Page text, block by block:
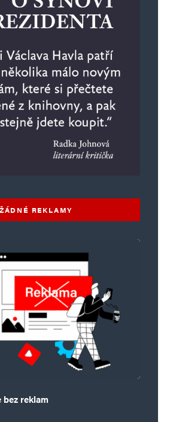
ŽÁDNÉ REKLAMY
bez reklam
až 720 Kč